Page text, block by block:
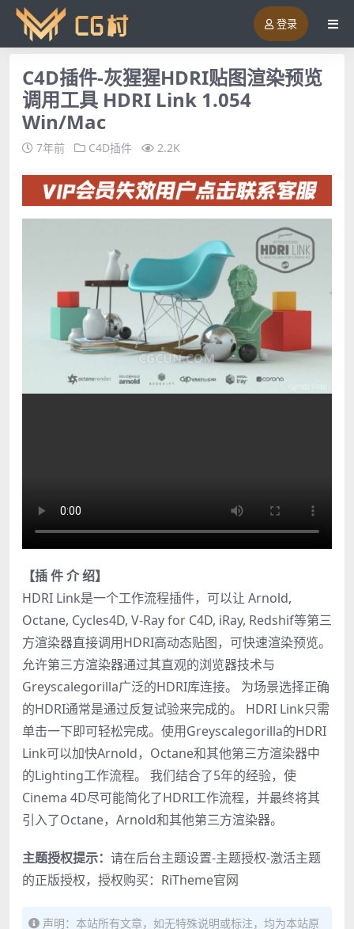
登录
C4D插件-灰猩猩HDRI贴图渲染预览
调用工具 HDRI Link 1.054
Win/Mac
7年前 C4D插件 2.2K
【插 件 介 绍】
HDRI Link是一个工作流程插件，可以让 Arnold,
Octane, Cycles4D, V-Ray for C4D, iRay, Redshif等第三
方渲染器直接调用HDRI高动态贴图，可快速渲染预览。
允许第三方渲染器通过其直观的浏览器技术与
Greyscalegorilla广泛的HDRI库连接。 为场景选择正确
的HDRI通常是通过反复试验来完成的。 HDRI Link只需
单击一下即可轻松完成。使用Greyscalegorilla的HDRI
Link可以加快Arnold，Octane和其他第三方渲染器中
的Lighting工作流程。 我们结合了5年的经验，使
Cinema 4D尽可能简化了HDRI工作流程，并最终将其
引入了Octane，Arnold和其他第三方渲染器。
主题授权提示： 请在后台主题设置-主题授权-激活主题
的正版授权，授权购买： RiTheme官网
声明：本站所有文章，如无特殊说明或标注，均为本站原